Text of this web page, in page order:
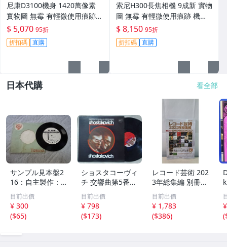
尼康D3100機身 1420萬像素
實物圖 無霉 有輕微使用痕跡
機身原裝 無拆修無翻新 臨-34
3
$ 5,070 95折
折扣碼 直購
索尼H300長焦相機 9成新 實物
圖 無霉 有輕微使用痕跡 機身
鏡頭原裝 無拆修無翻新-3430
$ 8,150 95折
折扣碼 直購
日本代購 看全部
サンプル見本盤2
16：自主製作： T
ORAYA 第12回
秋田県吹奏楽コン
クール シングル
レコード
目前出價
¥ 300
($65)
ショスタコーヴィ
チ 交響曲第5番★
USSR交響楽団★
USA盤 EMI★375
1RP
目前出價
¥ 798
($173)
レコード芸術 202
3年総集編 別冊付
録 レコード・イ
ヤーブック2023
年1~7月号 補遺
音楽之友社
目前出價
¥ 1,783
($386)
(